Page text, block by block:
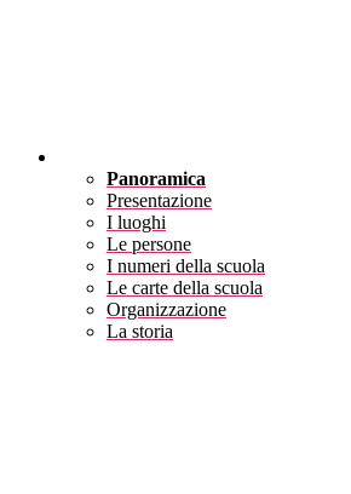
Panoramica
Presentazione
I luoghi
Le persone
I numeri della scuola
Le carte della scuola
Organizzazione
La storia